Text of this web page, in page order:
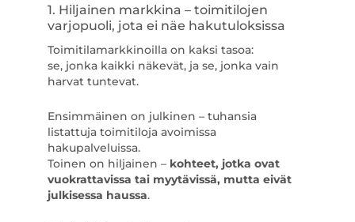
1. Hiljainen markkina – toimitilojen
varjopuoli, jota ei näe hakutuloksissa
Toimitilamarkkinoilla on kaksi tasoa:
se, jonka kaikki näkevät, ja se, jonka vain
harvat tuntevat.
Ensimmäinen on julkinen – tuhansia
listattuja toimitiloja avoimissa
hakupalveluissa.
Toinen on hiljainen – kohteet, jotka ovat
vuokrattavissa tai myytävissä, mutta eivät
julkisessa haussa.